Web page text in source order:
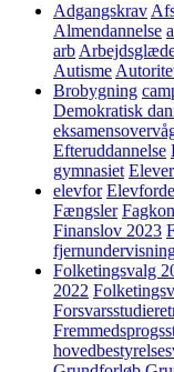
Adgangskrav
Almendannelse
arb
Autisme
Brobygning
Demokratisk
Efteruddannelse
gymnasiet
elevfor
Fængsler
Finanslov 2023
Folketingsvalg
2022